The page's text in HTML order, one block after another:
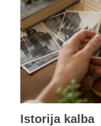
Istorija kalba